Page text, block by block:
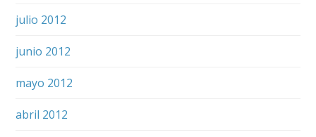
julio 2012
junio 2012
mayo 2012
abril 2012